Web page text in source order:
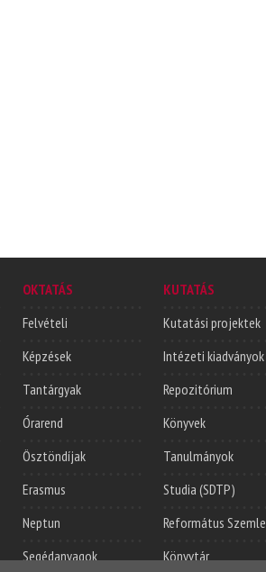
OKTATÁS
Felvételi
Képzések
Tantárgyak
Órarend
Ösztöndíjak
Erasmus
Neptun
Segédanyagok
KUTATÁS
Kutatási projektek
Intézeti kiadványok
Repozitórium
Könyvek
Tanulmányok
Studia (SDTP)
Református Szemle
Könyvtár